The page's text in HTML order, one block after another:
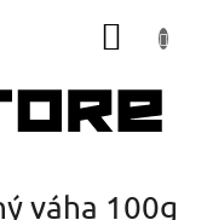
váha 100g